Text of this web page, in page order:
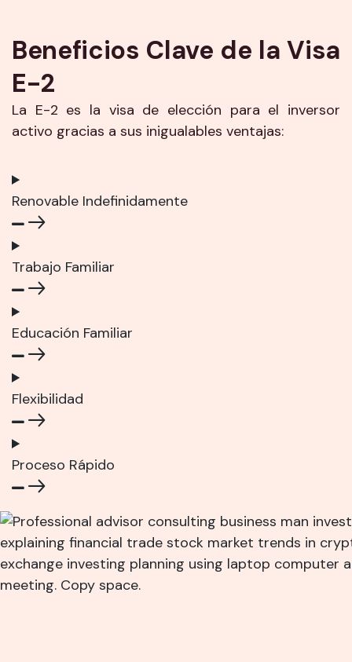
Beneficios Clave de la Visa
E-2
La E-2 es la visa de elección para el inversor
activo gracias a sus inigualables ventajas:
Renovable Indefinidamente
Trabajo Familiar
Educación Familiar
Flexibilidad
Proceso Rápido